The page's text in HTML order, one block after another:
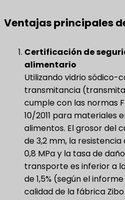
Ventajas principales
Certificación de
alimentario
Utilizando vidrio sódico-
transmitancia
cumple con las normas
10/2011 para materiales
alimentos. El grosor del
de 3,2 mm, la
0,8 MPa y la tasa de
transporte es inferior a
de 1,5% (según el
calidad de la fábrica